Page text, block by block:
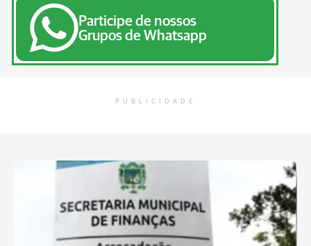
Participe de nossos
Grupos de Whatsapp
PUBLICIDADE